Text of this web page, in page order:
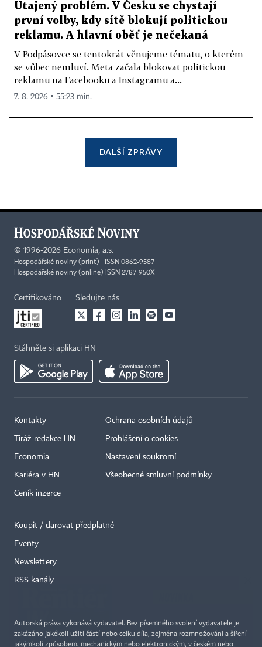
Utajený problém. V Česku se chystají
první volby, kdy sítě blokují politickou
reklamu. A hlavní oběť je nečekaná
V Podpásovce se tentokrát věnujeme tématu, o kterém
se vůbec nemluví. Meta začala blokovat politickou
reklamu na Facebooku a Instagramu a...
7. 8. 2026 ▪ 55:23 min.
DALŠÍ ZPRÁVY
© 1996-2026 Economia, a.s.
Hospodářské noviny (print) ISSN 0862-9587
Hospodářské noviny (online) ISSN 2787-950X
Certifikováno Sledujte nás
Stáhněte si aplikaci HN
Kontakty
Tiráž redakce HN
Economia
Kariéra v HN
Ceník inzerce
Ochrana osobních údajů
Prohlášení o cookies
Nastavení soukromí
Všeobecné smluvní podmínky
Koupit / darovat předplatné
Eventy
Newslettery
RSS kanály
Autorská práva vykonává vydavatel. Bez písemného svolení vydavatele je
zakázáno jakékoli užití částí nebo celku díla, zejména rozmnožování a šíření
jakýmkoli způsobem, mechanickým nebo elektronickým, v českém nebo